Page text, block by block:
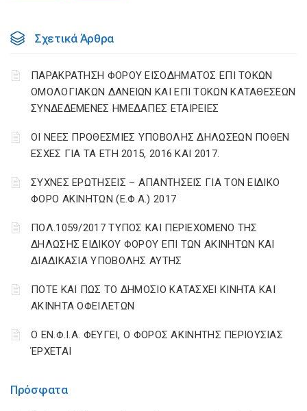
Πρόσφατα
Σχετικά Άρθρα
ΠΑΡΑΚΡΑΤΗΣΗ ΦΟΡΟΥ ΕΙΣΟΔΗΜΑΤΟΣ ΕΠΙ ΤΟΚΩΝ
ΟΜΟΛΟΓΙΑΚΩΝ ΔΑΝΕΙΩΝ ΚΑΙ ΕΠΙ ΤΟΚΩΝ ΚΑΤΑΘΕΣΕΩΝ
ΣΥΝΔΕΔΕΜΕΝΕΣ ΗΜΕΔΑΠΕΣ ΕΤΑΙΡΕΙΕΣ
ΟΙ ΝΕΕΣ ΠΡΟΘΕΣΜΙΕΣ ΥΠΟΒΟΛΗΣ ΔΗΛΩΣΕΩΝ ΠΟΘΕΝ
ΕΣΧΕΣ ΓΙΑ ΤΑ ΕΤΗ 2015, 2016 ΚΑΙ 2017.
ΣΥΧΝΕΣ ΕΡΩΤΗΣΕΙΣ – ΑΠΑΝΤΗΣΕΙΣ ΓΙΑ ΤΟΝ ΕΙΔΙΚΟ
ΦΟΡΟ ΑΚΙΝΗΤΩΝ (Ε.Φ.Α.) 2017
ΠΟΛ.1059/2017 ΤΥΠΟΣ ΚΑΙ ΠΕΡΙΕΧΟΜΕΝΟ ΤΗΣ
ΔΗΛΩΣΗΣ ΕΙΔΙΚΟΥ ΦΟΡΟΥ ΕΠΙ ΤΩΝ ΑΚΙΝΗΤΩΝ ΚΑΙ
ΔΙΑΔΙΚΑΣΙΑ ΥΠΟΒΟΛΗΣ ΑΥΤΗΣ
ΠΟΤΕ ΚΑΙ ΠΩΣ ΤΟ ΔΗΜΟΣΙΟ ΚΑΤΑΣΧΕΙ ΚΙΝΗΤΑ ΚΑΙ
ΑΚΙΝΗΤΑ ΟΦΕΙΛΕΤΩΝ
Ο ΕΝ.Φ.Ι.Α. ΦΕΥΓΕΙ, Ο ΦΟΡΟΣ ΑΚΙΝΗΤΗΣ ΠΕΡΙΟΥΣΙΑΣ
ΈΡΧΕΤΑΙ